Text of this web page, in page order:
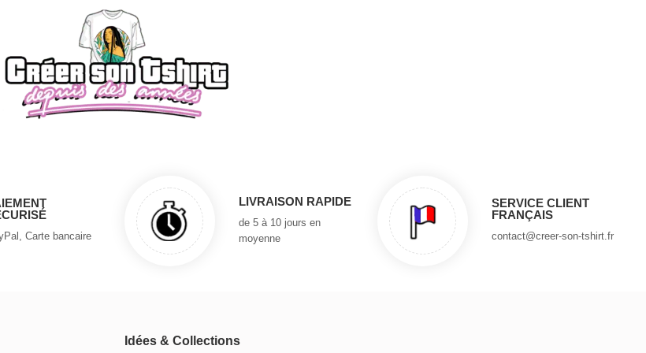
Carte bancaire
LIVRAISON RAPIDE
de 5 à 10 jours en
moyenne
SERVICE CLIENT
FRANÇAIS
contact@creer-son-tshirt.fr
Idées & Collections